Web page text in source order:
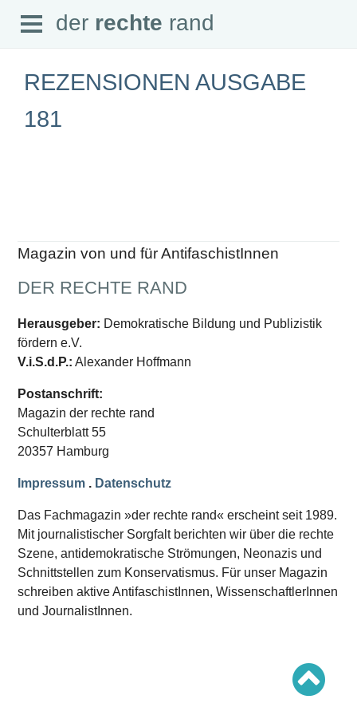
der rechte rand
Abonnement
Downloads
Datenschutz
SCHWERPUNKTE
Schwerpunkte Übersicht
Schwerpunkt AFD-Verbot
Schwerpunkt »Identitäre Bewegung«
Schwerpunkt »Reichsbürger«
Schwerpunkt NPD
Ausgaben Übersicht
Ausgabe 220
Ausgabe 219
Ausgabe 217
Ausgabe 216
Open
Menu
der rechte rand
REZENSIONEN AUSGABE
181
Magazin von und für AntifaschistInnen
DER RECHTE RAND
Herausgeber: Demokratische Bildung und Publizistik
fördern e.V.
V.i.S.d.P.: Alexander Hoffmann
Postanschrift:
Magazin der rechte rand
Schulterblatt 55
20357 Hamburg
Impressum . Datenschutz
Das Fachmagazin »der rechte rand« erscheint seit 1989.
Mit journalistischer Sorgfalt berichten wir über die rechte
Szene, antidemokratische Strömungen, Neonazis und
Schnittstellen zum Konservatismus. Für unser Magazin
schreiben aktive AntifaschistInnen, WissenschaftlerInnen
und JournalistInnen.